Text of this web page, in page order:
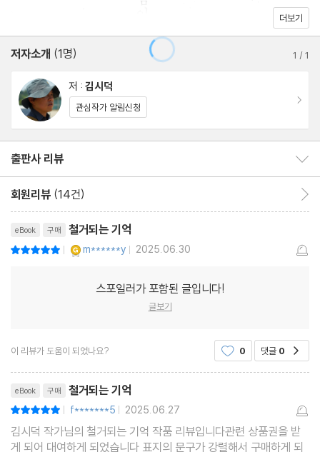
더보기
저자소개 (1명) 1 /1
저 : 김시덕
관심작가 알림신청
출판사 리뷰
회원리뷰 (14건)
eBook 구매 철거되는 기억
| m******y | 2025.06.30
스포일러가 포함된 글입니다!
글보기
이 리뷰가 도움이 되었나요? 0 댓글 0
eBook 구매 철거되는 기억
| f*******5 | 2025.06.27
김시덕 작가님의 철거되는 기억 작품 리뷰입니다관련 상품권을 받
게 되어 대여하게 되었습니다 표지의 문구가 강렬해서 구매하게 되